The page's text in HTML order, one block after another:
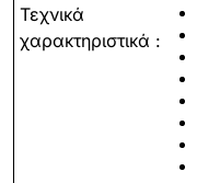
Τεχνικά
χαρακτηριστικά :